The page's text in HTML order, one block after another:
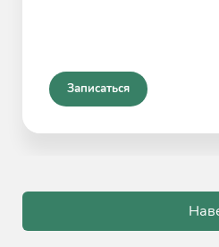
Записаться